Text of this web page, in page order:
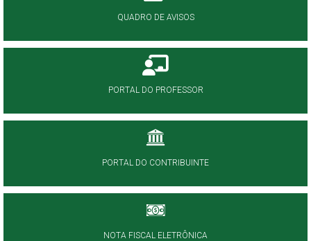
QUADRO DE AVISOS
PORTAL DO PROFESSOR
PORTAL DO CONTRIBUINTE
NOTA FISCAL ELETRÔNICA